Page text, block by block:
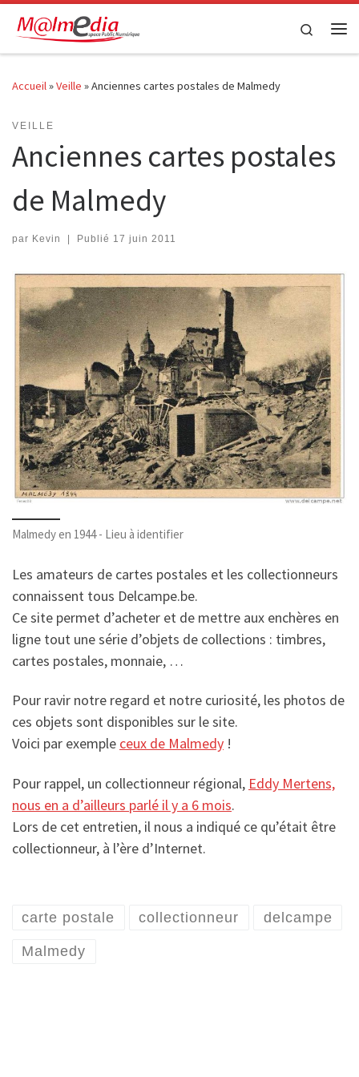
Passer au contenu
Search
Accueil»Veille »Anciennes cartes postales de Malmedy
VEILLE
Anciennes cartes postales
de Malmedy
par Kevin | Publié 17 juin 2011
Malmedy en 1944 - Lieu à identifier
Les amateurs de cartes postales et les collectionneurs
connaissent tous Delcampe.be.
Ce site permet d’acheter et de mettre aux enchères en
ligne tout une série d’objets de collections : timbres,
cartes postales, monnaie, …
Pour ravir notre regard et notre curiosité, les photos de
ces objets sont disponibles sur le site.
Voici par exemple ceux de Malmedy !
Pour rappel, un collectionneur régional, Eddy Mertens,
nous en a d’ailleurs parlé il y a 6 mois.
Lors de cet entretien, il nous a indiqué ce qu’était être
collectionneur, à l’ère d’Internet.
carte postale collectionneur delcampe
Malmedy